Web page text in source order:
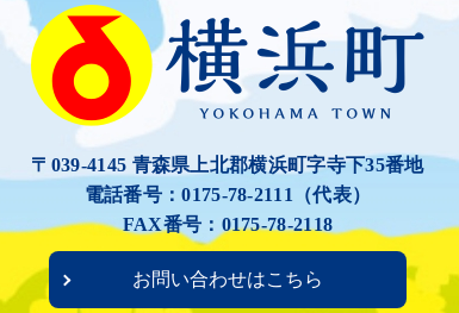
〒039-4145 青森県上北郡横浜町字寺下35番地
電話番号：0175-78-2111（代表）
FAX番号：0175-78-2118
お問い合わせはこちら